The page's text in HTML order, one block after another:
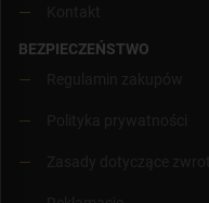
BEZPIECZEŃSTWO